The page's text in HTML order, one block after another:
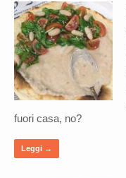
fuori casa, no?
Leggi →